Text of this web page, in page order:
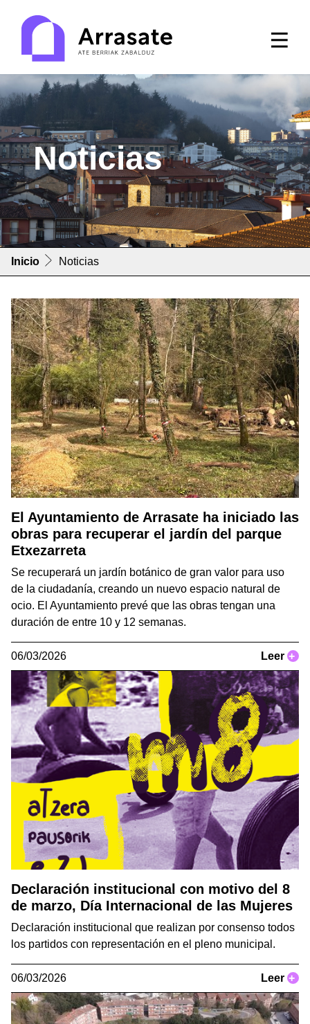
Noticias
Inicio Noticias
El Ayuntamiento de Arrasate ha iniciado las
obras para recuperar el jardín del parque
Etxezarreta
Se recuperará un jardín botánico de gran valor para uso
de la ciudadanía, creando un nuevo espacio natural de
ocio. El Ayuntamiento prevé que las obras tengan una
duración de entre 10 y 12 semanas.
06/03/2026 Leer +
Declaración institucional con motivo del 8
de marzo, Día Internacional de las Mujeres
Declaración institucional que realizan por consenso todos
los partidos con representación en el pleno municipal.
06/03/2026 Leer +